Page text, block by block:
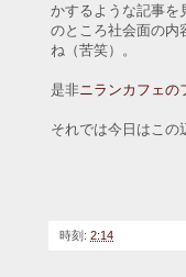
かするような記事を
のところ社会面の内
ね（苦笑）。
是非ニランカフェの
それでは今日はこの
時刻: 2:14